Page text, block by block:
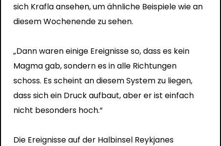
sich Krafla ansehen, um ähnliche Beispiele wie an
diesem Wochenende zu sehen.
„Dann waren einige Ereignisse so, dass es kein
Magma gab, sondern es in alle Richtungen
schoss. Es scheint an diesem System zu liegen,
dass sich ein Druck aufbaut, aber er ist einfach
nicht besonders hoch.“
Die Ereignisse auf der Halbinsel Reykjanes